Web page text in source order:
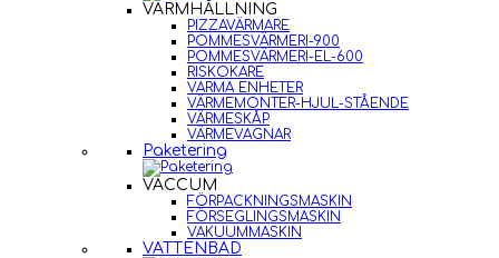
VARMHÅLLNING
PIZZAVÄRMARE
POMMESVÄRMERI-900
POMMESVÄRMERI-EL-600
RISKOKARE
VARMA ENHETER
VÄRMEMONTER-HJUL-STÅENDE
VÄRMESKÅP
VÄRMEVAGNAR
Paketering
VACCUM
FÖRPACKNINGSMASKIN
FÖRSEGLINGSMASKIN
VAKUUMMASKIN
VATTENBAD